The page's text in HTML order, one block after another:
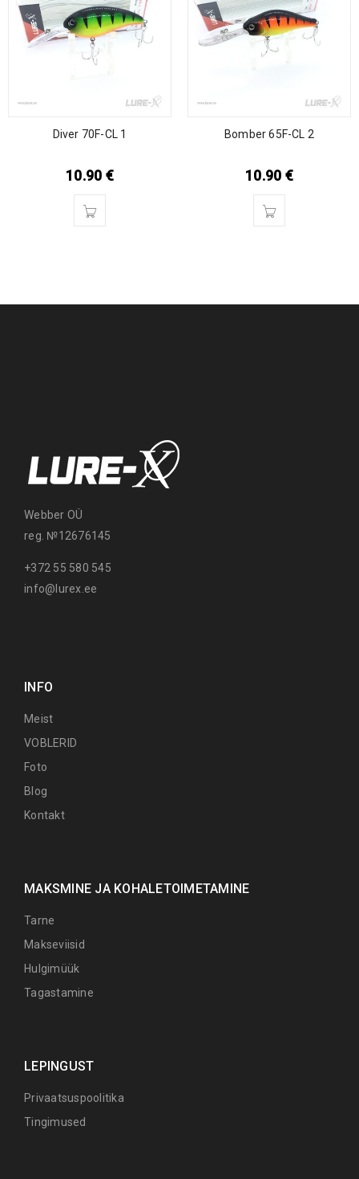
Diver 70F-CL 1
10.90 €
Bomber 65F-CL 2
10.90 €
Webber OÜ
reg. №12676145
+372 55 580 545
info@lurex.ee
INFO
Meist
VOBLERID
Foto
Blog
Kontakt
MAKSMINE JA KOHALETOIMETAMINE
Tarne
Makseviisid
Hulgimüük
Tagastamine
LEPINGUST
Privaatsuspoolitika
Tingimused